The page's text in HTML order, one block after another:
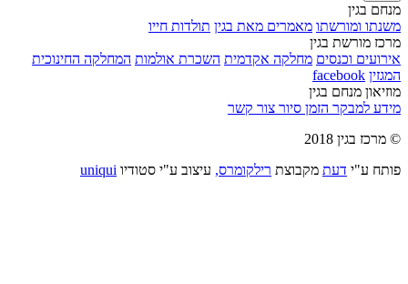
מנחם בגין
משנתו ומורשתו מאמרים מאת בגין תולדות חייו
מרכז מורשת בגין
אירועים וכנסים מחלקה אקדמית השכרת אולמות המחלקה החינוכית
המגזין facebook
מוזיאון מנחם בגין
מידע למבקר הזמן סיור צור קשר
© מרכז בגין 2018
פותח ע"י דעת מקבוצת רילקומרס, עיצוב ע"י סטודיו uniqui